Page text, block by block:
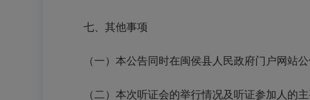
七、其他事项
（一）本公告同时在闽侯县人民政府门户网站公
（二）本次听证会的举行情况及听证参加人的主